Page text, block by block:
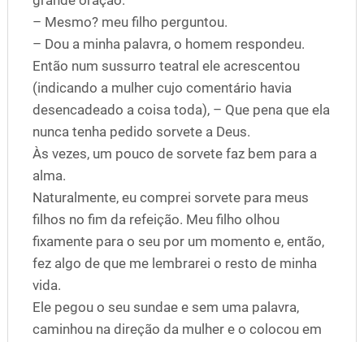
– Mesmo? meu filho perguntou.
– Dou a minha palavra, o homem respondeu.
Então num sussurro teatral ele acrescentou
(indicando a mulher cujo comentário havia
desencadeado a coisa toda), – Que pena que ela
nunca tenha pedido sorvete a Deus.
Às vezes, um pouco de sorvete faz bem para a
alma.
Naturalmente, eu comprei sorvete para meus
filhos no fim da refeição. Meu filho olhou
fixamente para o seu por um momento e, então,
fez algo de que me lembrarei o resto de minha
vida.
Ele pegou o seu sundae e sem uma palavra,
caminhou na direção da mulher e o colocou em